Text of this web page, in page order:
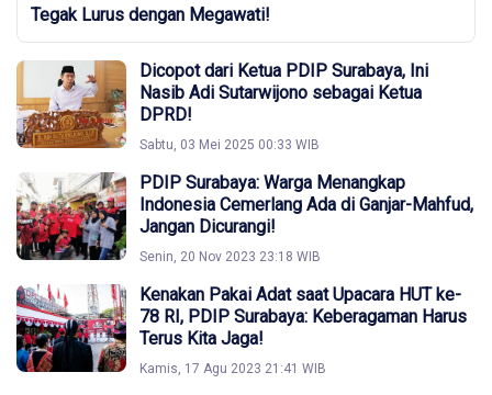
Tegak Lurus dengan Megawati!
Dicopot dari Ketua PDIP Surabaya, Ini
Nasib Adi Sutarwijono sebagai Ketua
DPRD!
Sabtu, 03 Mei 2025 00:33 WIB
PDIP Surabaya: Warga Menangkap
Indonesia Cemerlang Ada di Ganjar-Mahfud,
Jangan Dicurangi!
Senin, 20 Nov 2023 23:18 WIB
Kenakan Pakai Adat saat Upacara HUT ke-
78 RI, PDIP Surabaya: Keberagaman Harus
Terus Kita Jaga!
Kamis, 17 Agu 2023 21:41 WIB